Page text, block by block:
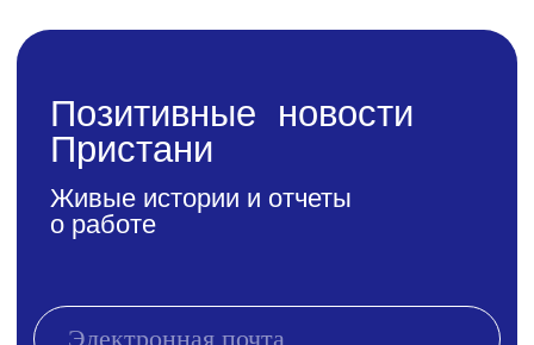
Нажимая на кнопку «Подписаться»,